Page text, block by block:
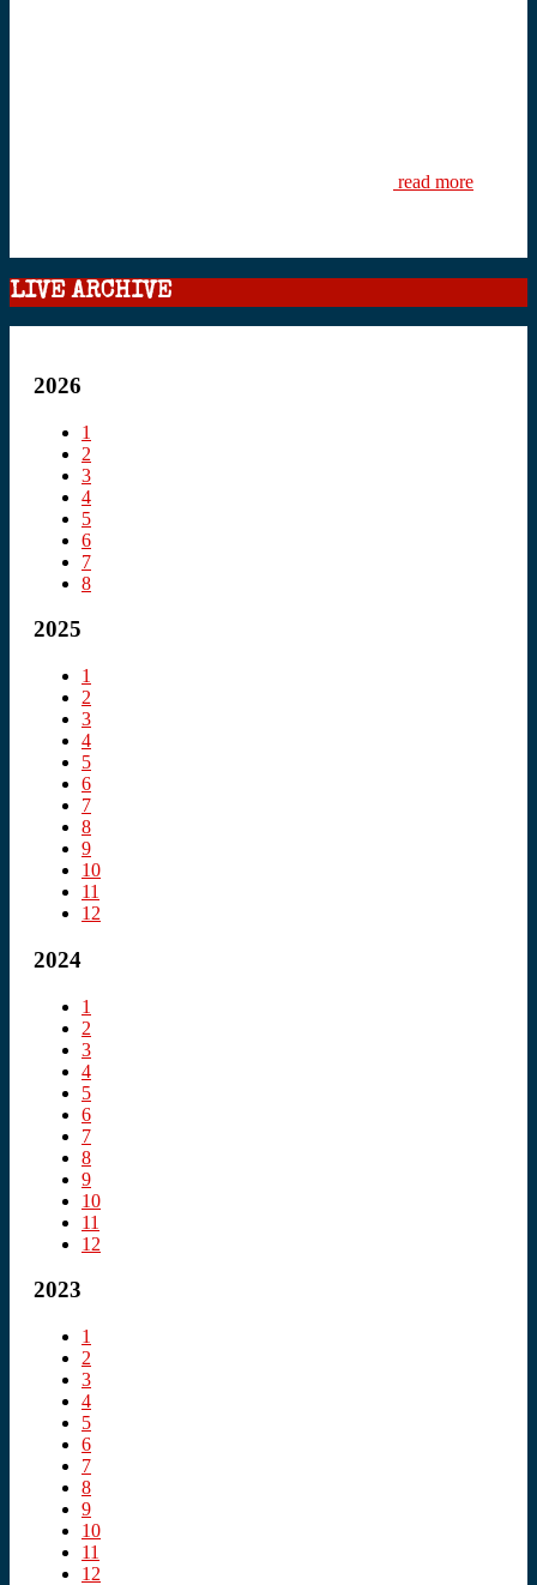
read more
LIVE ARCHIVE
2026
1
2
3
4
5
6
7
8
2025
1
2
3
4
5
6
7
8
9
10
11
12
2024
1
2
3
4
5
6
7
8
9
10
11
12
2023
1
2
3
4
5
6
7
8
9
10
11
12